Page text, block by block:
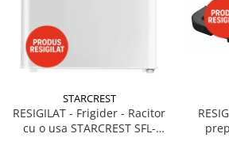
STARCREST
RESIGILAT - Frigider - Racitor
cu o usa STARCREST SFL-